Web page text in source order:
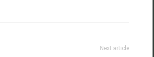
Next article